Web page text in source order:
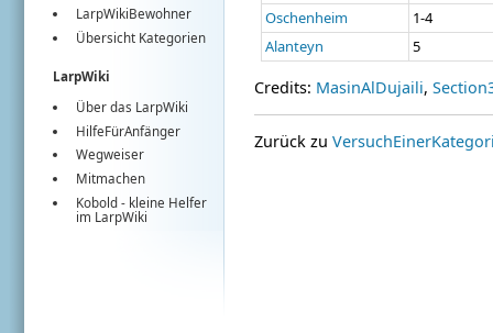
LarpWikiBewohner
Übersicht Kategorien
LarpWiki
Über das LarpWiki
HilfeFürAnfänger
Wegweiser
Mitmachen
Kobold - kleine Helfer
im LarpWiki
Oschenheim
1-4
Alanteyn
5
Credits: MasinAlDujaili,
Zurück zu